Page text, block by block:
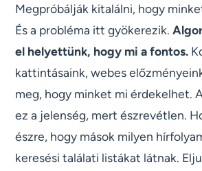
Megpróbálják kitalálni, hogy
És a probléma itt gyökerezik.
el helyettünk, hogy mi a fontos.
kattintásaink, webes
meg, hogy minket mi érdekelhet.
ez a jelenség, mert észrevétlen.
észre, hogy mások milyen
keresési találati listákat látnak.